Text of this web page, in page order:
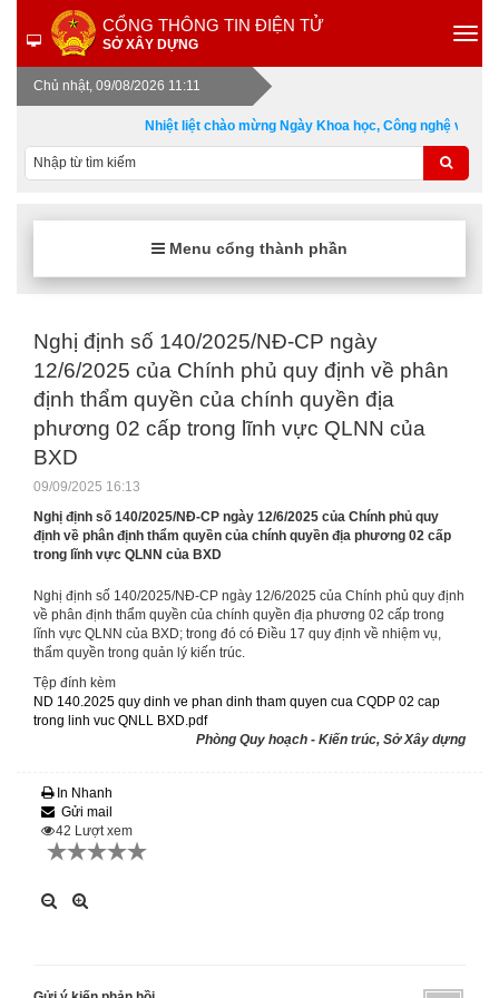
CỔNG THÔNG TIN ĐIỆN TỬ
SỞ XÂY DỰNG
Chủ nhật, 09/08/2026 11:11
Nhiệt liệt chào mừng Ngày Khoa học, Công nghệ và Đổi
Menu cổng thành phần
Nghị định số 140/2025/NĐ-CP ngày
12/6/2025 của Chính phủ quy định về phân
định thẩm quyền của chính quyền địa
phương 02 cấp trong lĩnh vực QLNN của
BXD
09/09/2025 16:13
Nghị định số 140/2025/NĐ-CP ngày 12/6/2025 của Chính phủ quy
định về phân định thẩm quyền của chính quyền địa phương 02 cấp
trong lĩnh vực QLNN của BXD
Nghị định số 140/2025/NĐ-CP ngày 12/6/2025 của Chính phủ quy định
về phân định thẩm quyền của chính quyền địa phương 02 cấp trong
lĩnh vực QLNN của BXD; trong đó có Điều 17 quy định về nhiệm vụ,
thẩm quyền trong quản lý kiến trúc.
Tệp đính kèm
ND 140.2025 quy dinh ve phan dinh tham quyen cua CQDP 02 cap
trong linh vuc QNLL BXD.pdf
Phòng Quy hoạch - Kiến trúc, Sở Xây dựng
In Nhanh
Gửi mail
42 Lượt xem